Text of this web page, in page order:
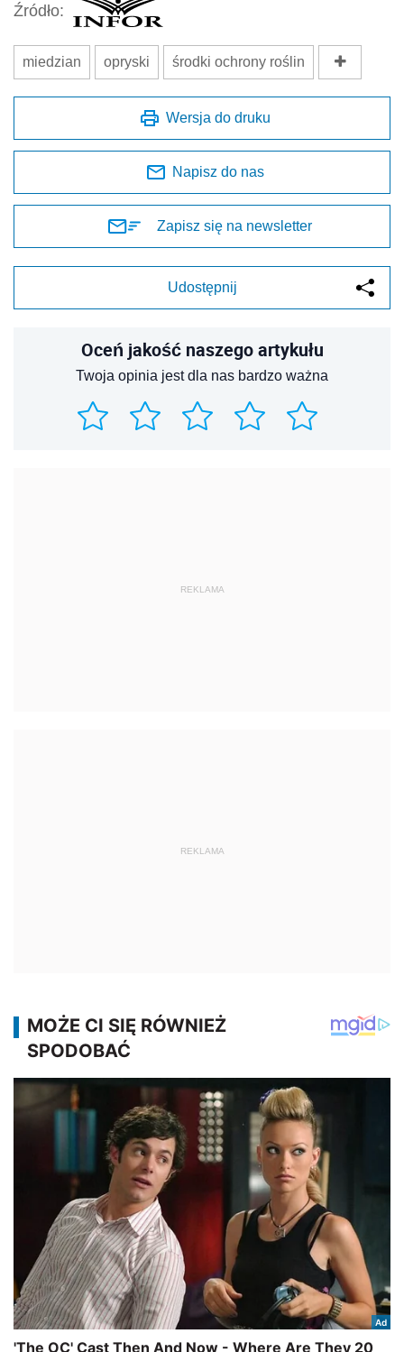
Źródło:
miedzian opryski środki ochrony roślin
Wersja do druku
Napisz do nas
Zapisz się na newsletter
Udostępnij
Oceń jakość naszego artykułu
Twoja opinia jest dla nas bardzo ważna
REKLAMA
REKLAMA